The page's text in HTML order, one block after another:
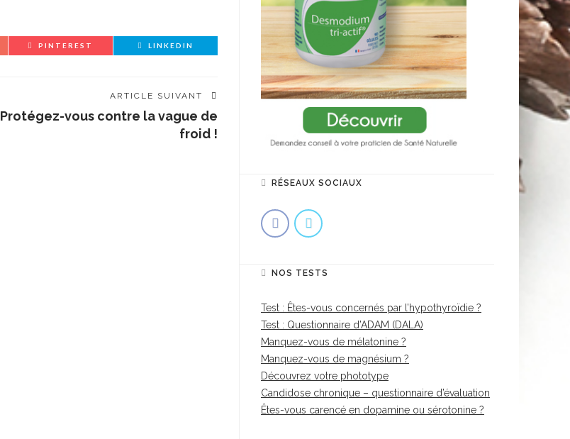
PINTEREST LINKEDIN
ARTICLE SUIVANT
Protégez-vous contre la vague de
froid !
RÉSEAUX SOCIAUX
NOS TESTS
Test : Êtes-vous concernés par l’hypothyroïdie ?
Test : Questionnaire d’ADAM (DALA)
Manquez-vous de mélatonine ?
Manquez-vous de magnésium ?
Découvrez votre phototype
Candidose chronique – questionnaire d’évaluation
Êtes-vous carencé en dopamine ou sérotonine ?